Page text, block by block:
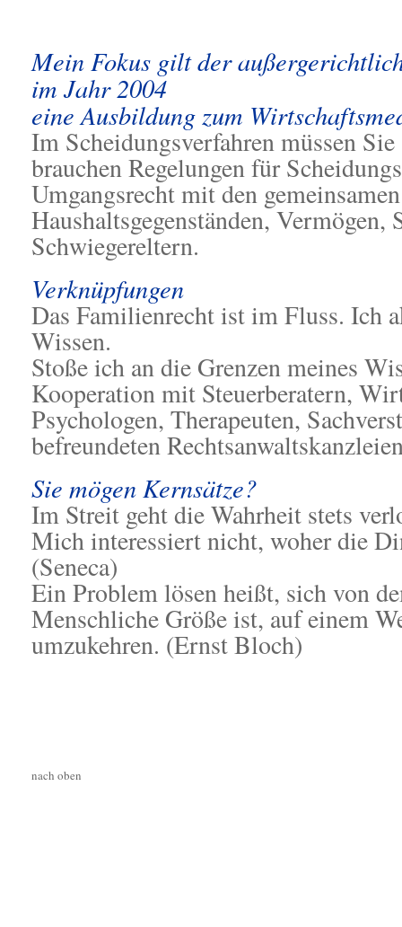
Mein Fokus gilt der
im Jahr 2004
eine Ausbildung zum
Im Scheidungsverfahren müssen
brauchen Regelungen für
Umgangsrecht mit den
Haushaltsgegenständen,
Schwiegereltern.
Verknüpfungen
Das Familienrecht ist im Fluss. Ich
Wissen.
Stoße ich an die Grenzen meines
Kooperation mit Steuerberatern,
Psychologen, Therapeuten,
befreundeten
Sie mögen Kernsätze?
Im Streit geht die Wahrheit stets
Mich interessiert nicht, woher die
(Seneca)
Ein Problem lösen heißt, sich von
Menschliche Größe ist, auf einem
umzukehren. (Ernst Bloch)
nach oben